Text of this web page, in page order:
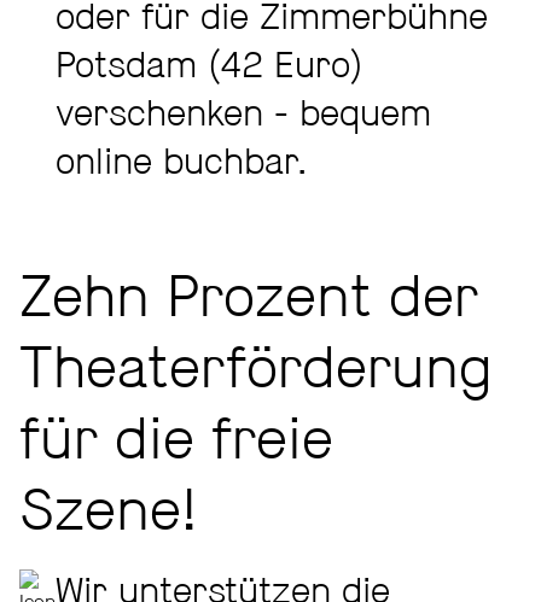
oder für die Zimmerbühne
Potsdam (42 Euro)
verschenken - bequem
online buchbar.
Zehn Prozent der
Theaterförderung
für die freie
Szene!
Wir unterstützen die